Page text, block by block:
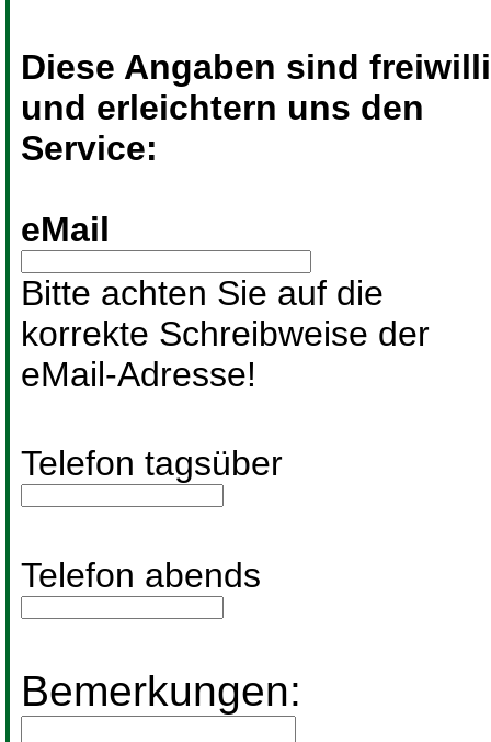
Diese Angaben sind
und erleichtern uns den
Service:
eMail
Bitte achten Sie auf die
korrekte Schreibweise der
eMail-Adresse!
Telefon tagsüber
Telefon abends
Bemerkungen: